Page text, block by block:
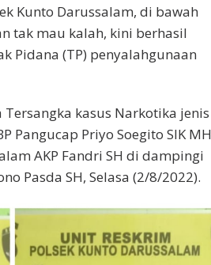
Kunto Darussalam, di bawah
tak mau kalah, kini berhasil
Pidana (TP) penyalahgunaan
kasus Narkotika jenis
Pangucap Priyo Soegito SIK MH
AKP Fandri SH di dampingi
Pasda SH, Selasa (2/8/2022).